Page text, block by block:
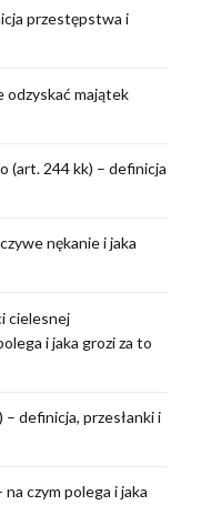
przestępstwa i
odzyskać majątek
(art. 244 kk) – definicja
nękanie i jaka
cielesnej
i jaka grozi za to
definicja, przesłanki i
czym polega i jaka